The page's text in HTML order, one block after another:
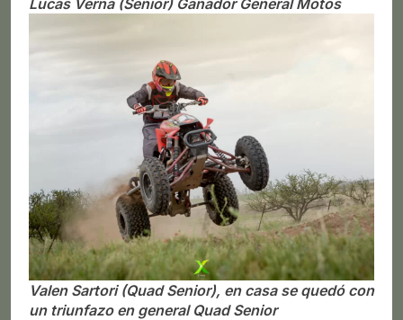
Valen Sartori (Quad Senior), en casa se quedó con
un triunfazo en general Quad Senior